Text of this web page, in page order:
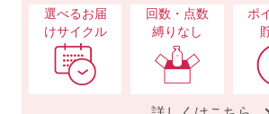
選べるお届
けサイクル
回数・点数
縛りなし
ポ